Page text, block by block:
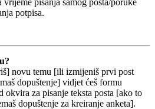
potpisa.
novu temu [ili izmijeniš prvi post
dopuštenje] vidjet ćeš formu
okvira za pisanje teksta posta [ako to
dopuštenje za kreiranje anketa].